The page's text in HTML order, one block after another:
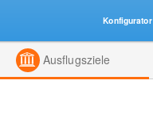
Ausflugsziele
Konfigurator